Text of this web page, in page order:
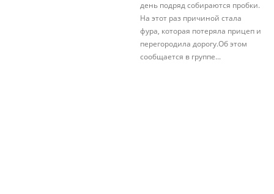
день подряд собираются пробки.
На этот раз причиной стала
фура, которая потеряла прицеп и
перегородила дорогу.Об этом
сообщается в группе...